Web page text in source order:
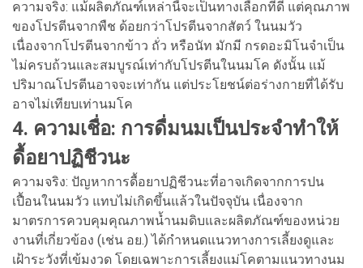
ความจริง: แม้ผลิตภัณฑ์เหล่านี้จะเป็นทางเลือกที่ดี แต่คุณภาพ
ของโปรตีนจากพืช ด้อยกว่าโปรตีนจากสัตว์ ในนมวัว
เนื่องจากโปรตีนจากข้าว ถั่ว หรือนัท มักมี กรดอะมิโนจำเป็น
ไม่ครบถ้วนและสมบูรณ์เท่ากับโปรตีนในนมโค ดังนั้น แม้
ปริมาณโปรตีนอาจจะเท่ากัน แต่ประโยชน์ต่อร่างกายที่ได้รับ
อาจไม่เทียบเท่านมโค
4. ความเชื่อ: การดื่มนมเป็นประจำทำให้
ดื้อยาปฏิชีวนะ
ความจริง: ปัญหาการดื้อยาปฏิชีวนะที่อาจเกิดจากการปน
เปื้อนในนมวัว แทบไม่เกิดขึ้นแล้วในปัจจุบัน เนื่องจาก
มาตรการควบคุมคุณภาพน้ำนมดิบและผลิตภัณฑ์ของหน่วย
งานที่เกี่ยวข้อง (เช่น อย.) ได้กำหนดแนวทางการเลี้ยงดูและ
เฝ้าระวังที่เข้มงวด โดยเฉพาะการเลี้ยงแม่โคตามแนวทางนม